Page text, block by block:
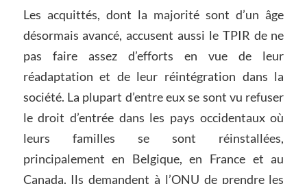
Les acquittés, dont la majorité sont d’un âge
désormais avancé, accusent aussi le TPIR de ne
pas faire assez d’efforts en vue de leur
réadaptation et de leur réintégration dans la
société. La plupart d’entre eux se sont vu refuser
le droit d’entrée dans les pays occidentaux où
leurs familles se sont réinstallées,
principalement en Belgique, en France et au
Canada. Ils demandent à l’ONU de prendre les